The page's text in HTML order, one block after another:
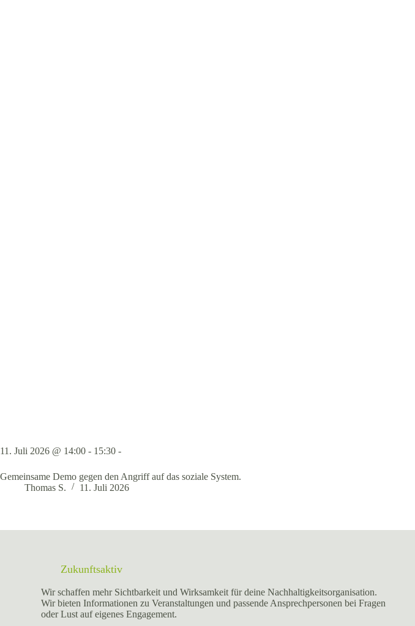
11. Juli 2026 @ 14:00 - 15:30 -
Gemeinsame Demo gegen den Angriff auf das soziale System.
Thomas S.
11. Juli 2026
Zukunftsaktiv
Wir schaffen mehr Sichtbarkeit und Wirksamkeit für deine Nachhaltigkeitsorganisation.
Wir bieten Informationen zu Veranstaltungen und passende Ansprechpersonen bei Fragen
oder Lust auf eigenes Engagement.